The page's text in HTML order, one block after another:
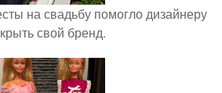
на свадьбу помогло дизайнеру
свой бренд.